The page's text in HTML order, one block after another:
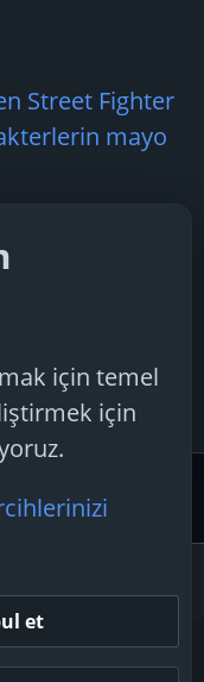
Street Fighter
mayo
beta
bildirim
Teknoloji
Gizlilik politikası
R
için temel
için
et